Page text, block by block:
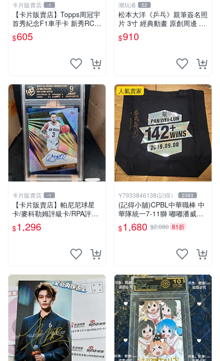
卡片販賣店 -1
【卡片販賣店】Topps周冠宇
首秀紀念F1車手卡 新秀RC
小周 中國F1
$605
潮玩港 52
松本大洋《乒乓》親筆簽名照
片 3寸 經典動畫 原創周邊 經
典動漫 周邊收藏 照片卡磚
$910
卡片販賣店 -1
【卡片販賣店】帕尼尼球星
卡/麥科勒姆評級卡/RPA評級
卡/專收必備/標價包
$1,296
人氣賣家
Y7933846138(記得） 2383
(記得小舖)CPBL中華職棒 中
華隊統一7-11獅 嘟嘟潘威倫
中職142勝紀念簽名托特包 台
灣現貨如圖
$1,680 $2,080 81折